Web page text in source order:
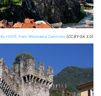
By H005, from Wikimedia Commons (CC BY-SA 3.0)